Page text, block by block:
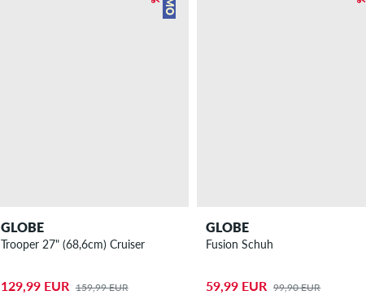
GLOBE
Trooper 27" (68,6cm) Cruiser
129,99 EUR 159,99 EUR
GLOBE
Fusion Schuh
59,99 EUR 99,90 EUR